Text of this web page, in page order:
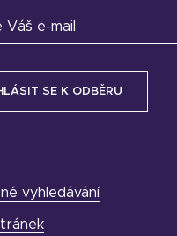
Váš e-mail
vyhledávání